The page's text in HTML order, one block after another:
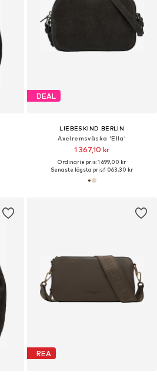
DEAL
LIEBESKIND BERLIN
Axelremsväska 'Ella'
1 367,10 kr
Ordinarie pris: 1 699,00 kr
Senaste lägsta pris:1 063,30 kr
REA